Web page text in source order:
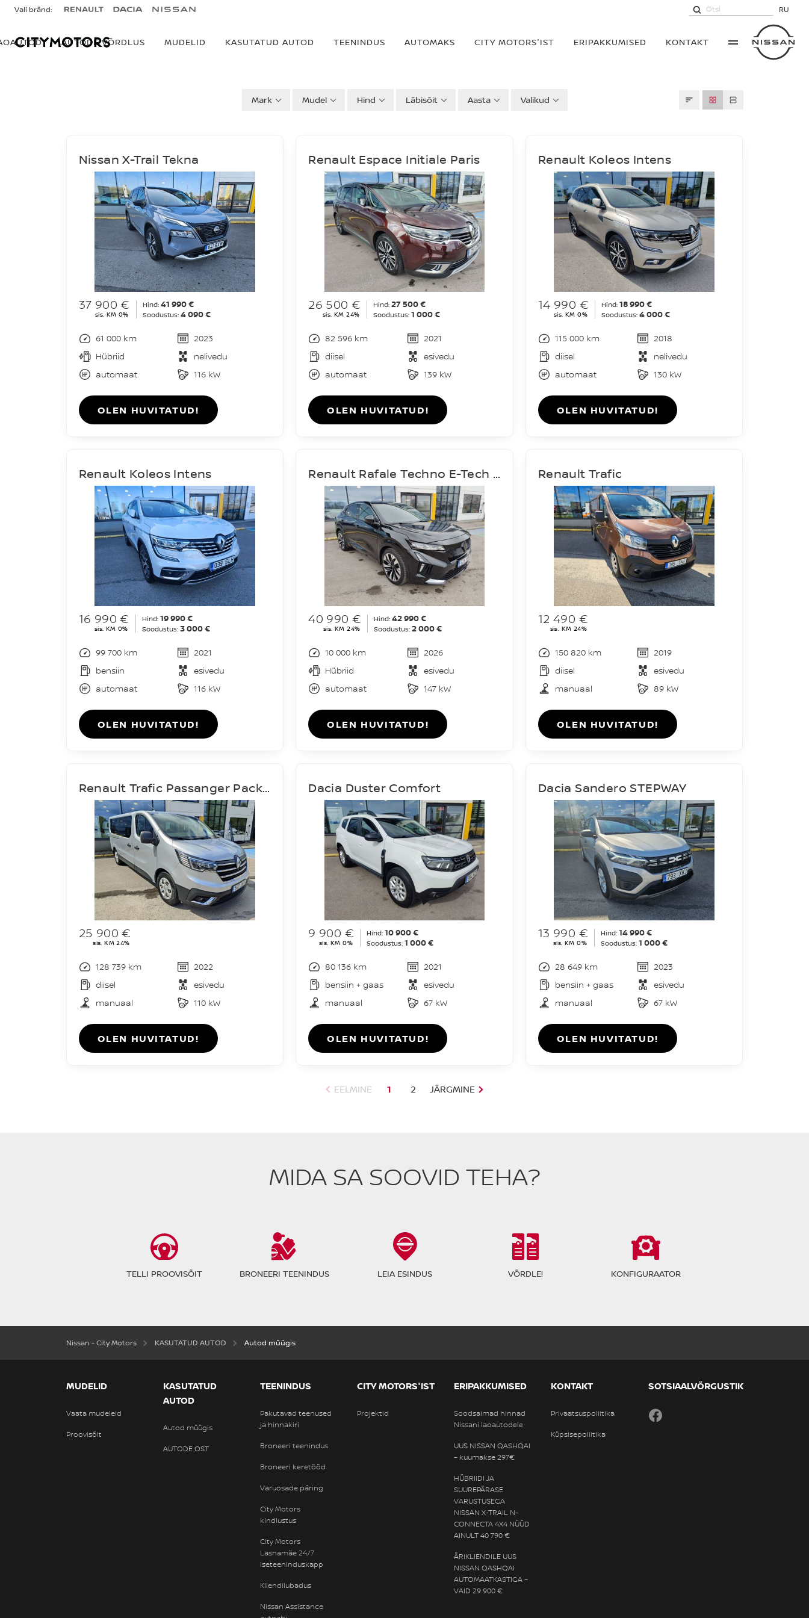
Vali bränd:
AUTODE VÕRDLUS MUDELID KASUTATUD AUTOD TEENINDUS AUTOMAKS CITY MOTORS'IST ERIPAKKUMISED KONTAKT
RU
Mark Mudel Hind Läbisõit Aasta Valikud
Nissan X-Trail Tekna
37 900 €
sis. KM 0%
Hind: 41 990 €
Soodustus: 4 090 €
61 000 km
2023
Hübriid
nelivedu
automaat
116 kW
OLEN HUVITATUD!
Renault Espace Initiale Paris
26 500 €
sis. KM 24%
Hind: 27 500 €
Soodustus: 1 000 €
82 596 km
2021
diisel
esivedu
automaat
139 kW
OLEN HUVITATUD!
Renault Koleos Intens
14 990 €
sis. KM 0%
Hind: 18 990 €
Soodustus: 4 000 €
115 000 km
2018
diisel
nelivedu
automaat
130 kW
OLEN HUVITATUD!
Renault Koleos Intens
16 990 €
sis. KM 0%
Hind: 19 990 €
Soodustus: 3 000 €
99 700 km
2021
bensiin
esivedu
automaat
116 kW
OLEN HUVITATUD!
Renault Rafale Techno E-Tech Hybrid 200
40 990 €
sis. KM 24%
Hind: 42 990 €
Soodustus: 2 000 €
10 000 km
2026
Hübriid
esivedu
automaat
147 kW
OLEN HUVITATUD!
Renault Trafic
12 490 €
sis. KM 24%
150 820 km
2019
diisel
esivedu
manuaal
89 kW
OLEN HUVITATUD!
Renault Trafic Passanger Pack Clim L2H1
25 900 €
sis. KM 24%
128 739 km
2022
diisel
esivedu
manuaal
110 kW
OLEN HUVITATUD!
Dacia Duster Comfort
9 900 €
sis. KM 0%
Hind: 10 900 €
Soodustus: 1 000 €
80 136 km
2021
bensiin + gaas
esivedu
manuaal
67 kW
OLEN HUVITATUD!
Dacia Sandero STEPWAY
13 990 €
sis. KM 0%
Hind: 14 990 €
Soodustus: 1 000 €
28 649 km
2023
bensiin + gaas
esivedu
manuaal
67 kW
OLEN HUVITATUD!
EELMINE JÄRGMINE
1 2
MIDA SA SOOVID TEHA?
TELLI PROOVISÕIT BRONEERI TEENINDUS LEIA ESINDUS VÕRDLE! KONFIGURAATOR
Nissan - City Motors KASUTATUD AUTOD Autod müügis
MUDELID
Vaata mudeleid
Proovisõit
KASUTATUD
AUTOD
Autod müügis
AUTODE OST
TEENINDUS
Pakutavad teenused
ja hinnakiri
Broneeri teenindus
Broneeri keretööd
Varuosade päring
City Motors
kindlustus
City Motors
Lasnamäe 24/7
iseteeninduskapp
Kliendilubadus
Nissan Assistance
CITY MOTORS'IST
Projektid
ERIPAKKUMISED
Soodsaimad hinnad
Nissani laoautodele
UUS NISSAN QASHQAI
– kuumakse 297€
HÜBRIIDI JA
SUUREPÄRASE
VARUSTUSEGA
NISSAN X-TRAIL N-
CONNECTA 4X4 NÜÜD
AINULT 40 790 €
ÄRIKLIENDILE UUS
NISSAN QASHQAI
AUTOMAATKASTIGA –
VAID 29 900 €
KONTAKT
Privaatsuspoliitika
Küpsisepoliitika
SOTSIAALVÕRGUSTIK